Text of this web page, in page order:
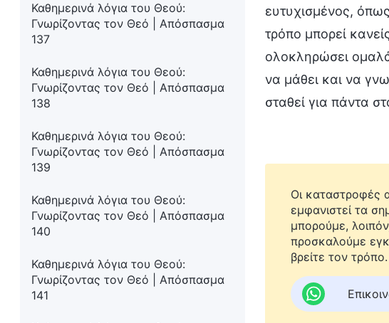
Καθημερινά λόγια του Θεού:
Γνωρίζοντας τον Θεό | Απόσπασμα
137
Καθημερινά λόγια του Θεού:
Γνωρίζοντας τον Θεό | Απόσπασμα
138
Καθημερινά λόγια του Θεού:
Γνωρίζοντας τον Θεό | Απόσπασμα
139
Καθημερινά λόγια του Θεού:
Γνωρίζοντας τον Θεό | Απόσπασμα
140
Καθημερινά λόγια του Θεού:
Γνωρίζοντας τον Θεό | Απόσπασμα
141
ευτυχισμένος,
τρόπο μπορεί
ολοκληρώσει
να μάθει και να
σταθεί για πάντα
Οι καταστροφές
εμφανιστεί τα
μπορούμε,
προσκαλούμε
βρείτε τον τρόπο.